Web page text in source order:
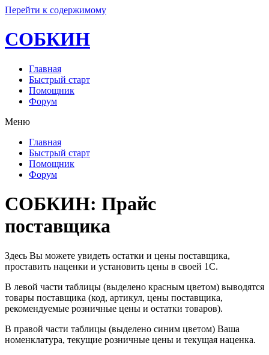
Перейти к содержимому
СОБКИН
Главная
Быстрый старт
Помощник
Форум
Меню
Главная
Быстрый старт
Помощник
Форум
СОБКИН: Прайс
поставщика
Здесь Вы можете увидеть остатки и цены поставщика,
проставить наценки и установить цены в своей 1С.
В левой части таблицы (выделено красным цветом) выводятся
товары поставщика (код, артикул, цены поставщика,
рекомендуемые розничные цены и остатки товаров).
В правой части таблицы (выделено синим цветом) Ваша
номенклатура, текущие розничные цены и текущая наценка.